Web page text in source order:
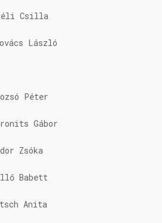
Csilla
László
Péter
Gábor
Zsóka
Babett
Anita